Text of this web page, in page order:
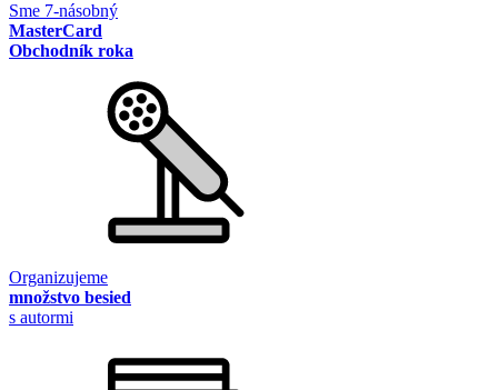
Sme 7-násobný
MasterCard
Obchodník roka
Organizujeme
množstvo besied
s autormi